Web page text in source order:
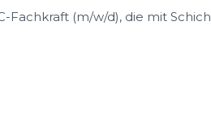
Fachkraft (m/w/d), die mit